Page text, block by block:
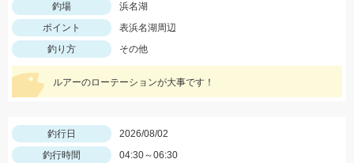
釣場
浜名湖
ポイント
表浜名湖周辺
釣り方
その他
ルアーのローテーションが大事です！
釣行日
2026/08/02
釣行時間
04:30～06:30